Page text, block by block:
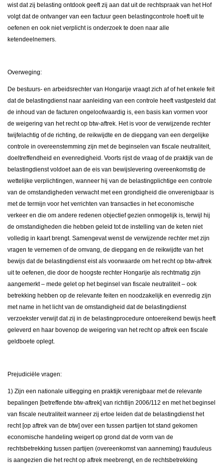
wist dat zij belasting ontdook geeft zij aan dat uit de rechtspraak van het Hof
volgt dat de ontvanger van een factuur geen belastingcontrole hoeft uit te
oefenen en ook niet verplicht is onderzoek te doen naar alle
ketendeelnemers.
Overweging:
De bestuurs- en arbeidsrechter van Hongarije vraagt zich af of het enkele feit
dat de belastingdienst naar aanleiding van een controle heeft vastgesteld dat
de inhoud van de facturen ongeloofwaardig is, een basis kan vormen voor
de weigering van het recht op btw-aftrek. Het is voor de verwijzende rechter
twijfelachtig of de richting, de reikwijdte en de diepgang van een dergelijke
controle in overeenstemming zijn met de beginselen van fiscale neutraliteit,
doeltreffendheid en evenredigheid. Voorts rijst de vraag of de praktijk van de
belastingdienst voldoet aan de eis van bewijslevering overeenkomstig de
wettelijke verplichtingen, wanneer hij van de belastingplichtige een controle
van de omstandigheden verwacht met een grondigheid die onverenigbaar is
met de termijn voor het verrichten van transacties in het economische
verkeer en die om andere redenen objectief gezien onmogelijk is, terwijl hij
de omstandigheden die hebben geleid tot de instelling van de keten niet
volledig in kaart brengt. Samengevat wenst de verwijzende rechter met zijn
vragen te vernemen of de omvang, de diepgang en de reikwijdte van het
bewijs dat de belastingdienst eist als voorwaarde om het recht op btw-aftrek
uit te oefenen, die door de hoogste rechter Hongarije als rechtmatig zijn
aangemerkt – mede gelet op het beginsel van fiscale neutraliteit – ook
betrekking hebben op de relevante feiten en noodzakelijk en evenredig zijn
met name in het licht van de omstandigheid dat de belastingdienst
verzoekster verwijt dat zij in de belastingprocedure ontoereikend bewijs heeft
geleverd en haar bovenop de weigering van het recht op aftrek een fiscale
geldboete oplegt.
Prejudiciële vragen:
1) Zijn een nationale uitlegging en praktijk verenigbaar met de relevante
bepalingen [betreffende btw-aftrek] van richtlijn 2006/112 en met het beginsel
van fiscale neutraliteit wanneer zij ertoe leiden dat de belastingdienst het
recht [op aftrek van de btw] over een tussen partijen tot stand gekomen
economische handeling weigert op grond dat de vorm van de
rechtsbetrekking tussen partijen (overeenkomst van aanneming) frauduleus
is aangezien die het recht op aftrek meebrengt, en de rechtsbetrekking